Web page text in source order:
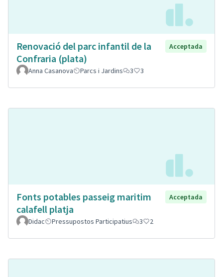
Renovació del parc infantil de la
Confraria (plata)
Acceptada
Anna Casanova Parcs i Jardins 3 3
Fonts potables passeig maritim
calafell platja
Acceptada
Didac Pressupostos Participatius 3 2